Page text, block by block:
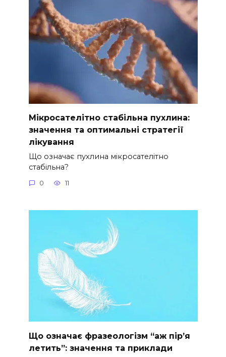
Мікросателітно стабільна пухлина:
значення та оптимальні стратегії
лікування
Що означає пухлина мікросателітно
стабільна?
0 11
Що означає фразеологізм “аж пір’я
летить”: значення та приклади